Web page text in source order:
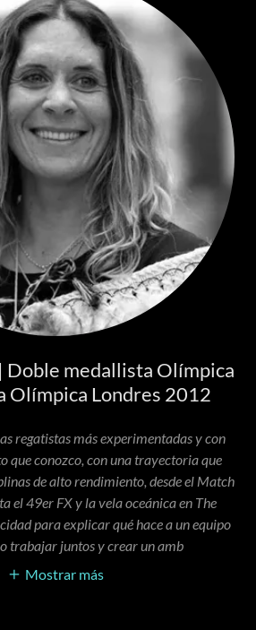
Doble medallista Olímpica
Olímpica Londres 2012
regatistas más experimentadas y con
que conozco, con una trayectoria que
de alto rendimiento, desde el Match
el 49er FX y la vela oceánica en The
para explicar qué hace a un equipo
trabajar juntos y crear un amb
Mostrar más